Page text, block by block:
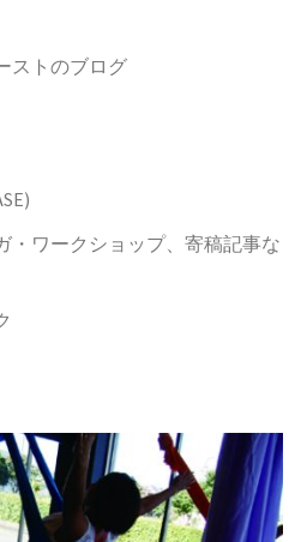
ストのブログ
・ワークショップ、寄稿記事な